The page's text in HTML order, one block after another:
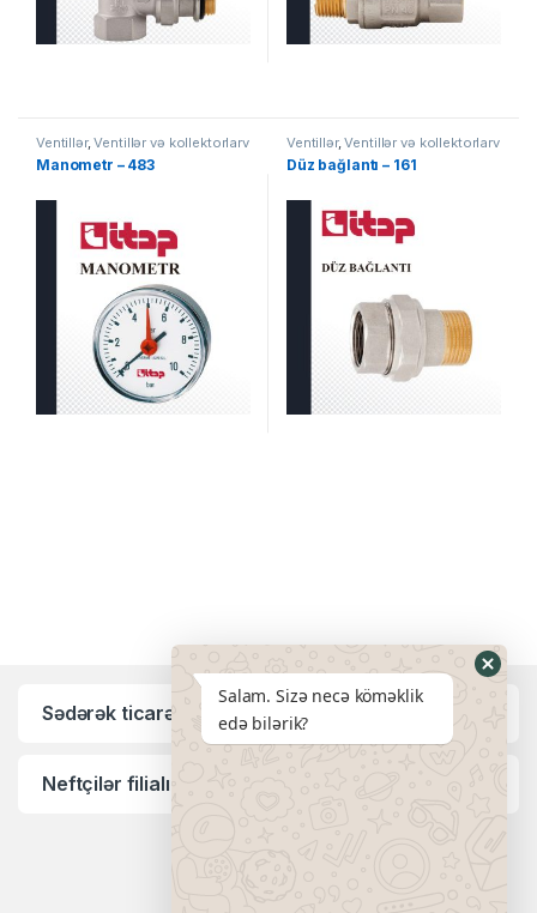
Ventillər,Ventillər və kollektorlarv
Manometr – 483
Ventillər,Ventillər və kollektorlarv
Düz bağlantı – 161
Sədərək ticarət mərkəzi filialı:
Neftçilər filialı:
Salam. Sizə necə köməklik
edə bilərik?